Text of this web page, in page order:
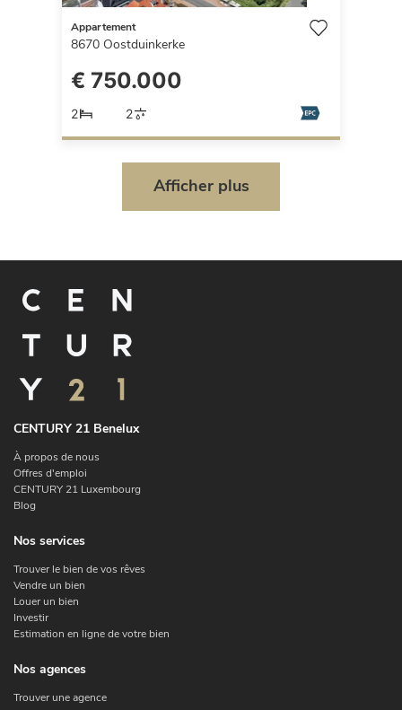
Appartement
8670 Oostduinkerke
€ 750.000
2 2
Afficher plus
CENTURY 21 Benelux
À propos de nous
Offres d'emploi
CENTURY 21 Luxembourg
Blog
Nos services
Trouver le bien de vos rêves
Vendre un bien
Louer un bien
Investir
Estimation en ligne de votre bien
Nos agences
Trouver une agence